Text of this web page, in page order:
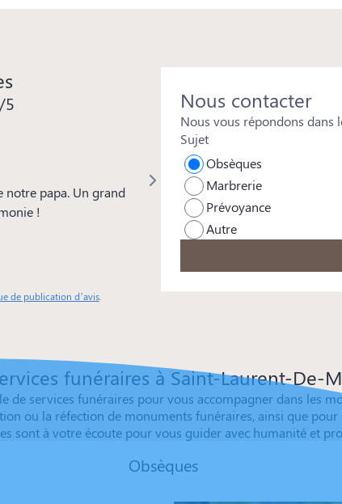
5
notre papa. Un grand
!
Isabelle REYMOND
Merci à toute l'équipe pour votre
beaucoup à Mickaël pour les
particulière aussi à Frédéric
remarquée par tous et pour sa
professionnalisme.
de publication d’avis.
Nous contacter
Nous vous répondons dans
Sujet
Obsèques
Marbrerie
Prévoyance
Autre
funéraires à Saint-Laurent-De-
de services funéraires pour vous accompagner dans les
ou la réfection de monuments funéraires, ainsi que
sont à votre écoute pour vous guider avec humanité et
Obsèques